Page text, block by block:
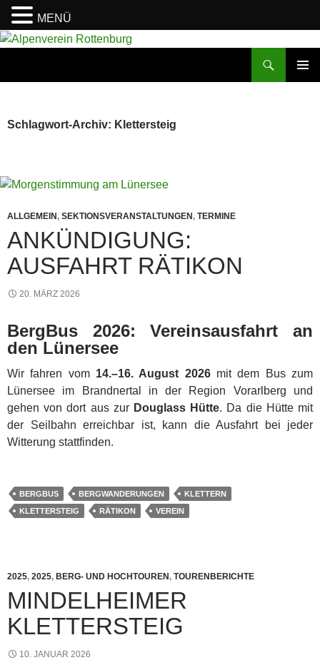
Zum
Schlagwort-Archiv: Klettersteig
ALLGEMEIN, SEKTIONSVERANSTALTUNGEN, TERMINE
ANKÜNDIGUNG:
AUSFAHRT RÄTIKON
20. MÄRZ 2026
BergBus 2026: Vereinsausfahrt an
den Lünersee
Wir fahren vom 14.–16. August 2026mit dem Bus zum
Lünersee im Brandnertal in der Region Vorarlberg und
gehen von dort aus zur Douglass Hütte. Da die Hütte mit
der Seilbahn erreichbar ist, kann die Ausfahrt bei jeder
Witterung stattfinden.
BERGBUS BERGWANDERUNGEN
KLETTERN
KLETTERSTEIG
RÄTIKON VEREIN
2025, 2025, BERG- UND HOCHTOUREN, TOURENBERICHTE
MINDELHEIMER
KLETTERSTEIG
10. JANUAR 2026
MENÜ